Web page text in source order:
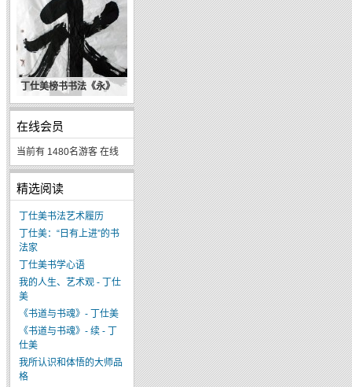
丁仕美榜书书法《永》
在线会员
当前有 1480名游客 在线
精选阅读
丁仕美书法艺术履历
丁仕美：“日有上进”的书
法家
丁仕美书学心语
我的人生、艺术观 - 丁仕
美
《书道与书魂》- 丁仕美
《书道与书魂》- 续 - 丁
仕美
我所认识和体悟的大师品
格